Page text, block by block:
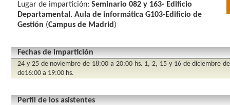
Lugar de impartición: Seminario 082 y 163- Edificio
Departamental. Aula de informática G103-Edificio de
Gestión (Campus de Madrid )
Fechas de impartición
24 y 25 de noviembre de 18:00 a 20:00 hs. 1, 2, 15 y 16 de diciembre
de16:00 a 19:00 hs.
Perfil de los asistentes